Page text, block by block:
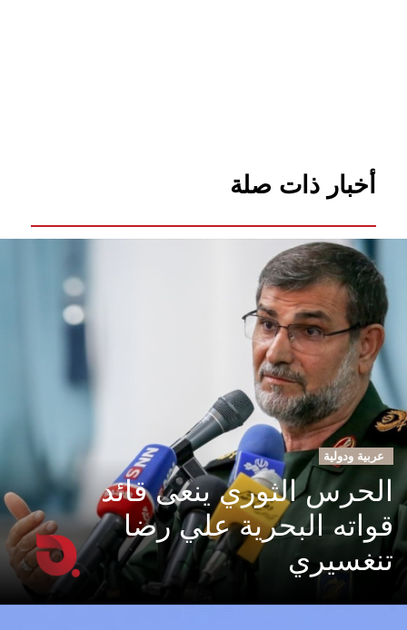
أخبار ذات صلة
عربية ودولية
الحرس الثوري ينعى قائد
قواته البحرية علي رضا
تنغسيري